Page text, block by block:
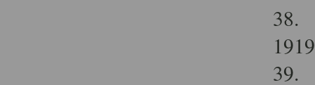
38.
39.